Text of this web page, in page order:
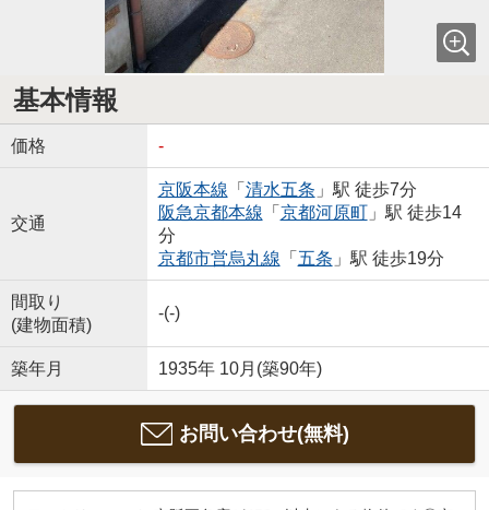
基本情報
価格 -
交通
京阪本線 「 清水五条 」駅 徒歩7分
阪急京都本線 「 京都河原町」駅 徒歩14
分
京都市営烏丸線 「 五条 」駅 徒歩19分
間取り
(建物面積)
-(-)
築年月 1935年 10月(築90年)
お問い合わせ(無料)